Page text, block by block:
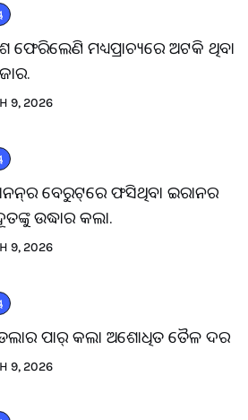
ଫେରିଲେଣି ମଧ୍ୟପ୍ରାଚ୍ୟରେ ଅଟକି ଥିବା
9, 2026
ବେରୁଟ୍‌ରେ ଫସିଥିବା ଇରାନର
ଉଦ୍ଧାର କଲା.
9, 2026
ପାର୍ କଲା ଅଶୋଧିତ ତୈଳ ଦର
9, 2026